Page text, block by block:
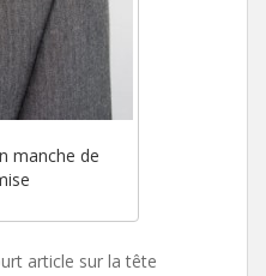
manche de
article sur la tête